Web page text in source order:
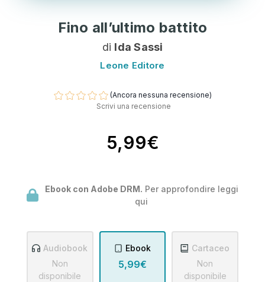
Fino all’ultimo battito
di Ida Sassi
Leone Editore
(Ancora nessuna recensione)
Scrivi una recensione
5,99€
Ebook con Adobe DRM. Per approfondire leggi
qui
Audiobook
Non
disponibile
Ebook
5,99€
Cartaceo
Non
disponibile